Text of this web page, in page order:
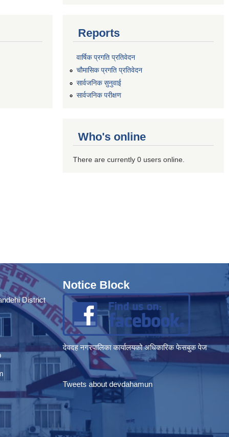
Reports
वार्षिक प्रगति प्रतिवेदन
चौमासिक प्रगति प्रतिवेदन
सार्वजनिक सुनुवाई
सार्वजनिक परीक्षण
Who's online
There are currently 0 users online.
District
Notice Block
देवदह नगरपालिका कार्यालयको अधिकारिक फेसबुक पेज
Tweets about devdahamun